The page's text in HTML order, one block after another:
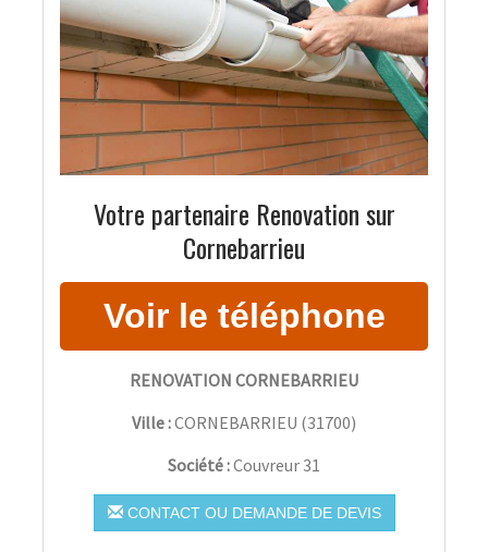
Votre partenaire Renovation sur
Cornebarrieu
RENOVATION CORNEBARRIEU
Ville :CORNEBARRIEU (31700)
Société :Couvreur 31
CONTACT OU DEMANDE DE DEVIS